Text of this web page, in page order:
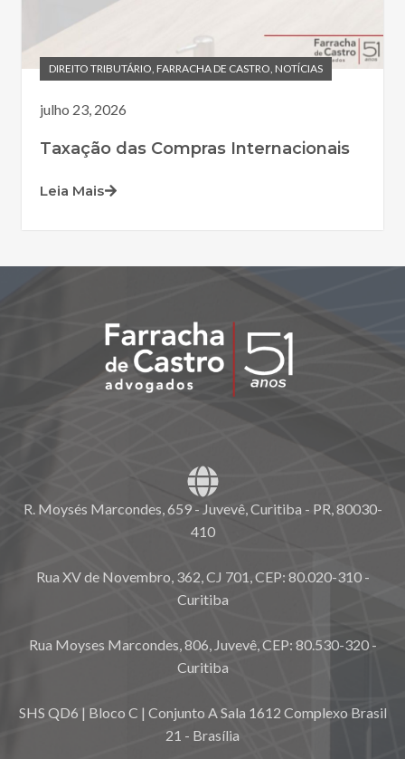
DIREITO TRIBUTÁRIO, FARRACHA DE CASTRO, NOTÍCIAS
julho 23, 2026
Taxação das Compras Internacionais
Leia Mais
R. Moysés Marcondes, 659 - Juvevê, Curitiba - PR, 80030-
410
Rua XV de Novembro, 362, CJ 701, CEP: 80.020-310 -
Curitiba
Rua Moyses Marcondes, 806, Juvevê, CEP: 80.530-320 -
Curitiba
SHS QD6 | Bloco C | Conjunto A Sala 1612 Complexo Brasil
21 - Brasília